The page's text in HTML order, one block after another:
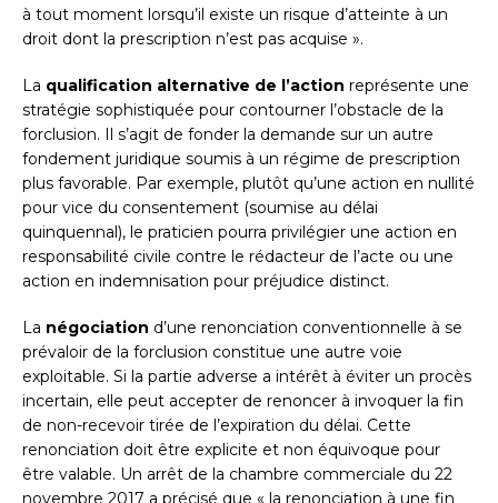
à tout moment lorsqu’il existe un risque d’atteinte à un
droit dont la prescription n’est pas acquise ».
La qualification alternative de l’action représente une
stratégie sophistiquée pour contourner l’obstacle de la
forclusion. Il s’agit de fonder la demande sur un autre
fondement juridique soumis à un régime de prescription
plus favorable. Par exemple, plutôt qu’une action en nullité
pour vice du consentement (soumise au délai
quinquennal), le praticien pourra privilégier une action en
responsabilité civile contre le rédacteur de l’acte ou une
action en indemnisation pour préjudice distinct.
La négociation d’une renonciation conventionnelle à se
prévaloir de la forclusion constitue une autre voie
exploitable. Si la partie adverse a intérêt à éviter un procès
incertain, elle peut accepter de renoncer à invoquer la fin
de non-recevoir tirée de l’expiration du délai. Cette
renonciation doit être explicite et non équivoque pour
être valable. Un arrêt de la chambre commerciale du 22
novembre 2017 a précisé que « la renonciation à une fin